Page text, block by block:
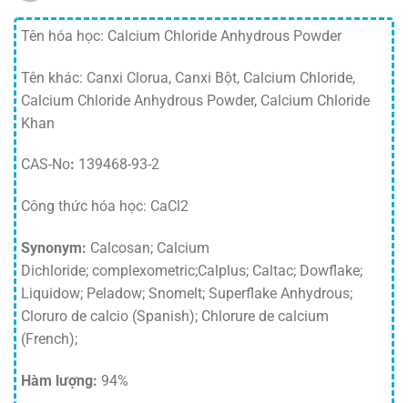
Tên hóa học: Calcium Chloride Anhydrous Powder
Tên khác: Canxi Clorua, Canxi Bột, Calcium Chloride,
Calcium Chloride Anhydrous Powder, Calcium Chloride
Khan
CAS-No: 139468-93-2
Công thức hóa học: ​CaCl2
Synonym: Calcosan; Calcium
Dichloride; complexometric;Calplus; Caltac; Dowflake;
Liquidow; Peladow; Snomelt; Superflake Anhydrous;
Cloruro de calcio (Spanish); Chlorure de calcium
(French);
Hàm lượng: 94%